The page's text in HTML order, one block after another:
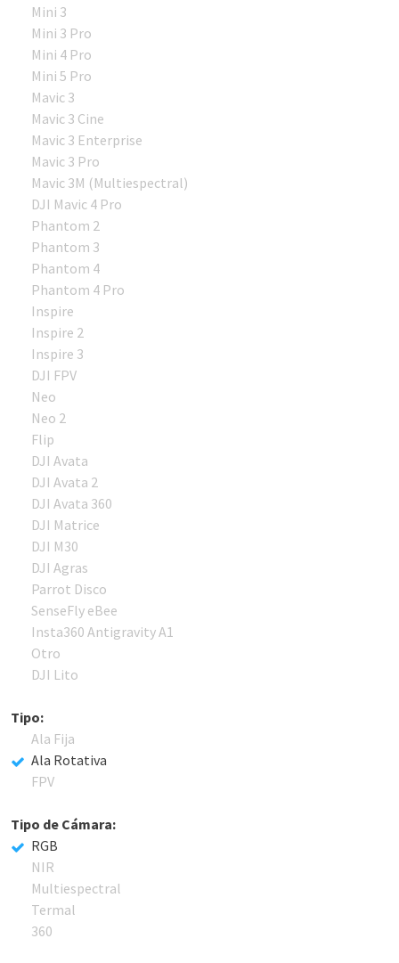
Mini 3
Mini 3 Pro
Mini 4 Pro
Mini 5 Pro
Mavic 3
Mavic 3 Cine
Mavic 3 Enterprise
Mavic 3 Pro
Mavic 3M (Multiespectral)
DJI Mavic 4 Pro
Phantom 2
Phantom 3
Phantom 4
Phantom 4 Pro
Inspire
Inspire 2
Inspire 3
DJI FPV
Neo
Neo 2
Flip
DJI Avata
DJI Avata 2
DJI Avata 360
DJI Matrice
DJI M30
DJI Agras
Parrot Disco
SenseFly eBee
Insta360 Antigravity A1
Otro
DJI Lito
Tipo:
Ala Fija
Ala Rotativa
FPV
Tipo de Cámara:
RGB
NIR
Multiespectral
Termal
360